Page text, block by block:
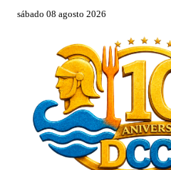
sábado 08 agosto 2026